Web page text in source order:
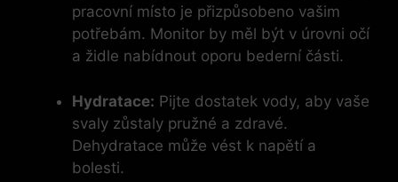
pracovní místo je přizpůsobeno vašim
potřebám. Monitor by měl být v úrovni očí
a židle nabídnout oporu bederní části.
Hydratace: Pijte dostatek vody, aby vaše
svaly zůstaly pružné a zdravé.
Dehydratace může vést k napětí a
bolesti.